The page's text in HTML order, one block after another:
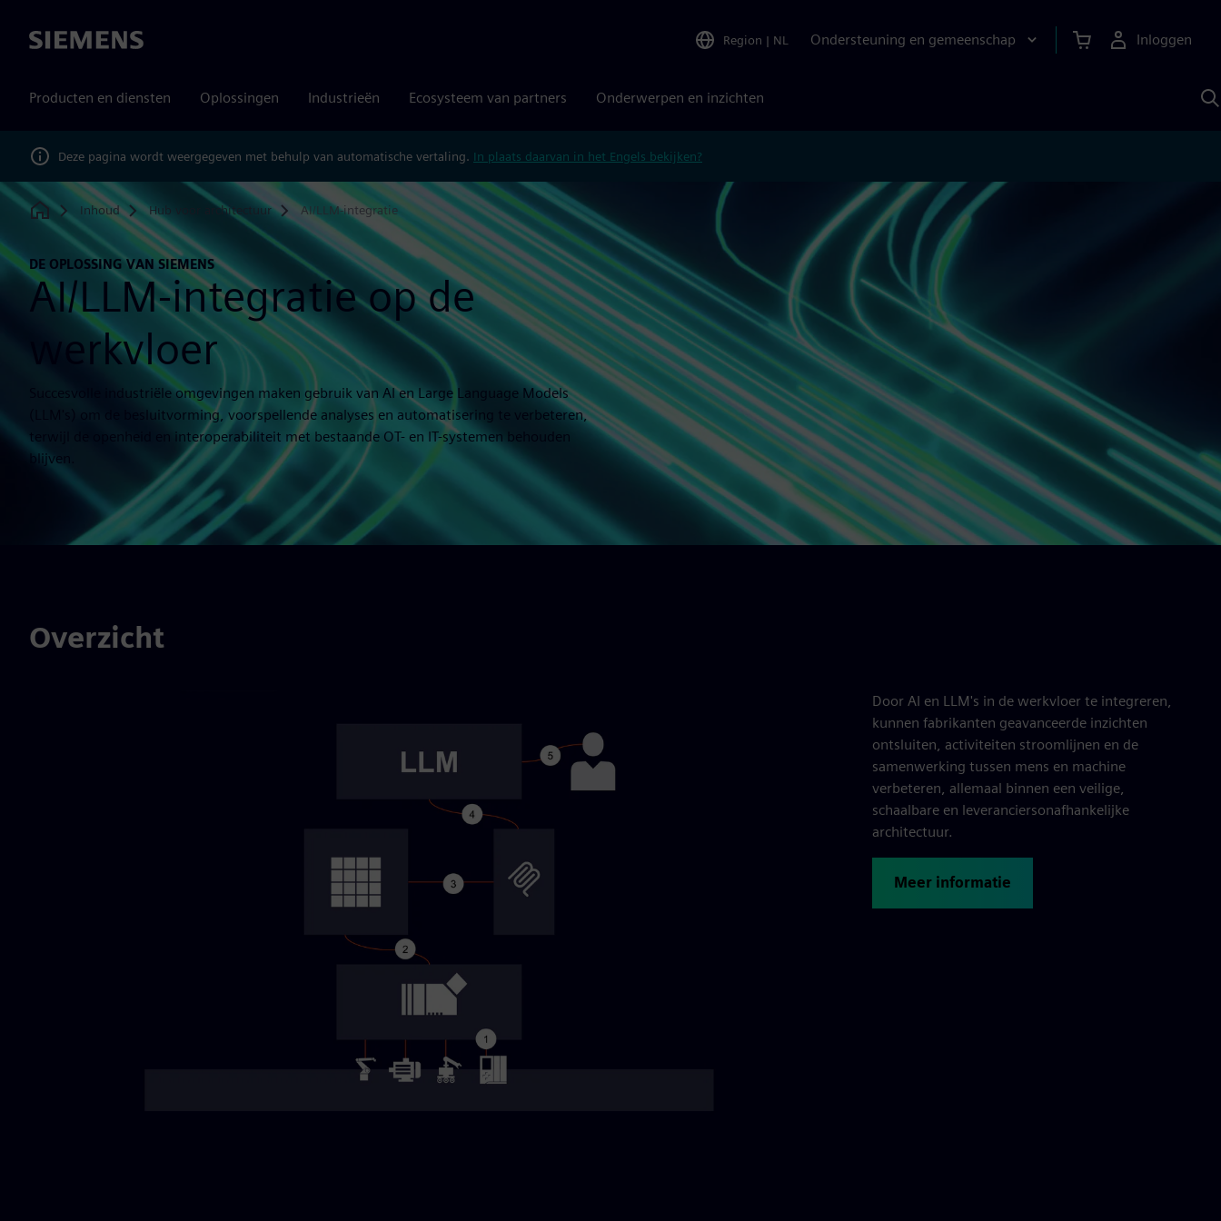
Siemens Region | NL Ondersteuning en gemeenschap Inloggen
Producten en diensten Oplossingen Industrieën Ecosysteem van partners Onderwerpen en inzichten
Deze pagina wordt weergegeven met behulp van automatische vertaling. In plaats daarvan in het Engels bekijken?
Home
Inhoud Hub voor architectuur AI/LLM-integratie
DE OPLOSSING VAN SIEMENS
AI/LLM-integratie op de
werkvloer
Succesvolle industriële omgevingen maken gebruik van AI en Large Language Models
(LLM's) om de besluitvorming, voorspellende analyses en automatisering te verbeteren,
terwijl de openheid en interoperabiliteit met bestaande OT- en IT-systemen behouden
blijven.
Overzicht
Door AI en LLM's in de werkvloer te integreren,
kunnen fabrikanten geavanceerde inzichten
ontsluiten, activiteiten stroomlijnen en de
samenwerking tussen mens en machine
verbeteren, allemaal binnen een veilige,
schaalbare en leveranciersonafhankelijke
architectuur.
Meer informatie